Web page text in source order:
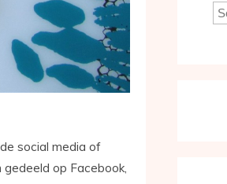
social media of
op Facebook,